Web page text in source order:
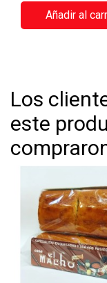
Añadir al
Los
este